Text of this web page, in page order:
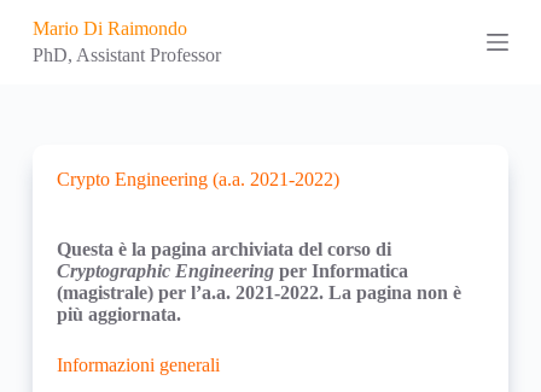
S
k
Mario Di Raimondo
PhD, Assistant Professor
Crypto Engineering (a.a. 2021-2022)
Questa è la pagina archiviata del corso di
Cryptographic Engineeringper Informatica
(magistrale) per l’a.a. 2021-2022. La pagina non è
più aggiornata.
Informazioni generali